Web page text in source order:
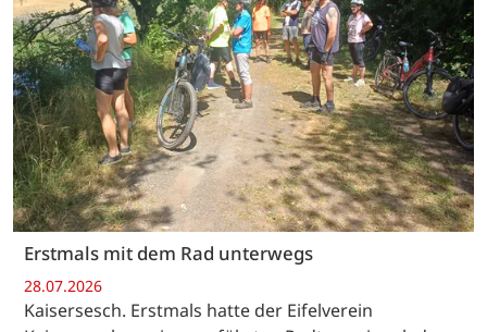
Erstmals mit dem Rad unterwegs
28.07.2026
Kaisersesch. Erstmals hatte der Eifelverein